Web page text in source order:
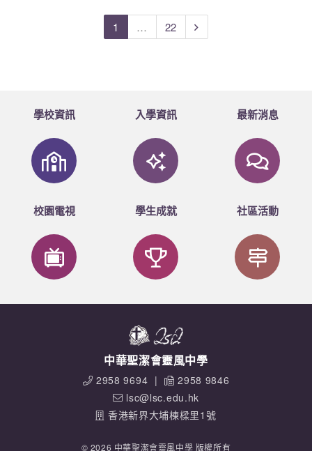
1B 溫悅琪 Merit
1B 邱鉦皓 Merit
3C 張梓峰 Merit
4A 陳紀瑩 Merit
5A 郭思敏 Merit
4A 陳子健 Merit
4D 阮重仁 Merit
在此恭賀以上獲頒證書的學生。
1 … 22
學校資訊 入學資訊 最新消息
校園電視 學生成就 社區活動
中華聖潔會靈風中學
2958 9694 |
2958 9846
lsc@lsc.edu.hk
香港新界大埔棟樑里1號
© 2026 中華聖潔會靈風中學 版權所有